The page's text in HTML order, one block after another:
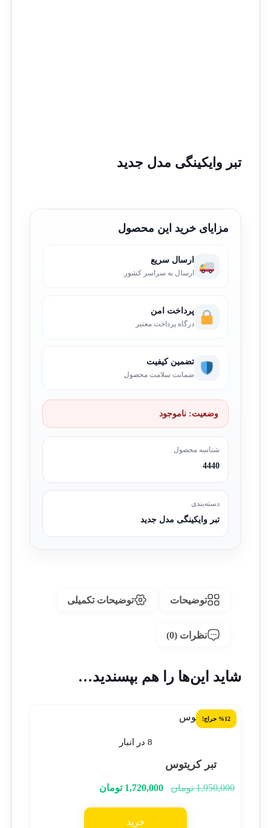
تبر وایکینگی مدل جدید
مزایای خرید این محصول
ارسال سریع
ارسال به سراسر کشور
پرداخت امن
درگاه پرداخت معتبر
تضمین کیفیت
ضمانت سلامت محصول
وضعیت: ناموجود
شناسه محصول
4440
دسته‌بندی
تبر وایکینگی مدل جدید
توضیحات توضیحات تکمیلی
نظرات (0)
شاید این‌ها را هم بپسندید…
%12 حراج!
8 در انبار
تبر کریتوس
1,950,000 تومان 1,720,000 تومان
خرید